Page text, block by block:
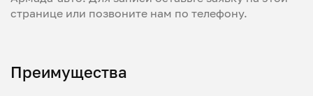
странице или позвоните нам по телефону.
Преимущества